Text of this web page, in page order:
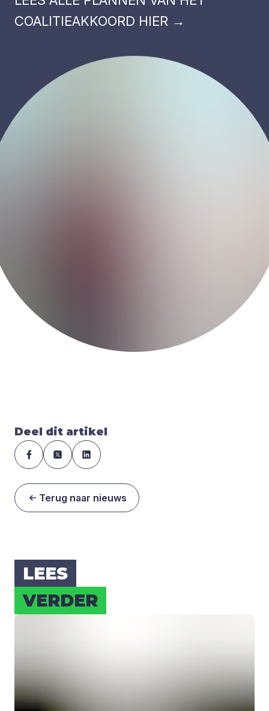
COALITIEAKKOORD HIER →
Deel dit artikel
Terug naar nieuws
LEES
VER­DER